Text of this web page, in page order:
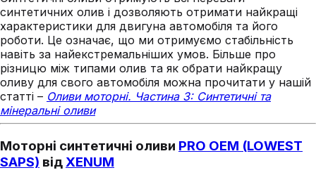
синтетичних олив і дозволяють отримати найкращі
характеристики для двигуна автомобіля та його
роботи. Це означає, що ми отримуємо стабільність
навіть за найекстремальніших умов. Більше про
різницю між типами олив та як обрати найкращу
оливу для свого автомобіля можна прочитати у нашій
статті – Оливи моторні. Частина 3: Синтетичні та
мінеральні оливи
Моторні синтетичні оливи PRO OEM (LOWEST
SAPS) відXENUM